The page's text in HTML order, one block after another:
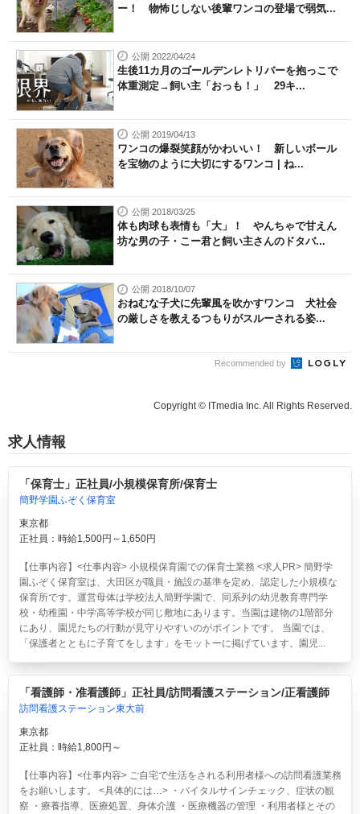
ー！ 物怖じしない後輩ワンコの登場で弱気...
公開 2022/04/24
生後11カ月のゴールデンレトリバーを抱っこで
体重測定→飼い主「おっも！」 29キ...
公開 2019/04/13
ワンコの爆裂笑顔がかわいい！ 新しいボール
を宝物のように大切にするワンコ | ね...
公開 2018/03/25
体も肉球も表情も「大」！ やんちゃで甘えん
坊な男の子・こー君と飼い主さんのドタバ...
公開 2018/10/07
おねむな子犬に先輩風を吹かすワンコ 犬社会
の厳しさを教えるつもりがスルーされる姿...
Recommended by
Copyright © ITmedia Inc. All Rights Reserved.
求人情報
「保育士」正社員/小規模保育所/保育士
簡野学園ふぞく保育室
東京都
正社員：時給1,500円～1,650円
【仕事内容】<仕事内容> 小規模保育園での保育士業務 <求人PR> 簡野学
園ふぞく保育室は、大田区が職員・施設の基準を定め、認定した小規模な
保育所です。運営母体は学校法人簡野学園で、同系列の幼児教育専門学
校・幼稚園・中学高等学校が同じ敷地にあります。当園は建物の1階部分
にあり、園児たちの行動が見守りやすいのがポイントです。 当園では、
「保護者とともに子育てをします」をモットーに掲げています。園児...
「看護師・准看護師」正社員/訪問看護ステーション/正看護師
訪問看護ステーション東大前
東京都
正社員：時給1,800円～
【仕事内容】<仕事内容> ご自宅で生活をされる利用者様への訪問看護業務
をお願いします。 <具体的には…> ・バイタルサインチェック、症状の観
察 ・療養指導、医療処置、身体介護 ・医療機器の管理 ・利用者様とその